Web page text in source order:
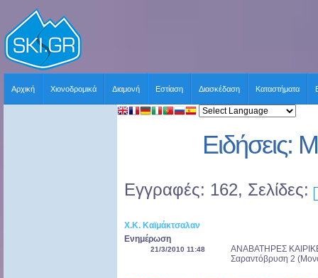
Αρχική Χιονοδρομικά Διαμονή Εστίαση Διασκέδαση Καταστήματα
Ειδήσεις:
Εγγραφές: 162, Σελίδες:
Χ.Κ. Καϊμάκτσαλαν
Ενημέρωση
21/3/2010 11:48
ΑΝΑΒΑΤΗΡΕΣ
Σαραντόβρυση 2